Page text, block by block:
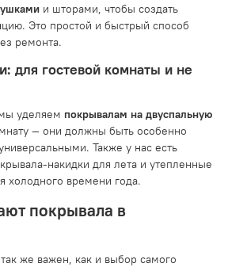
и шторами, чтобы создать
Это простой и быстрый способ
ремонта.
для гостевой комнаты и не
уделяем покрывалам на двуспальную
— они должны быть особенно
Также у нас есть
накидки для лета и утепленные
холодного времени года.
покрывала в
же важен, как и выбор самого